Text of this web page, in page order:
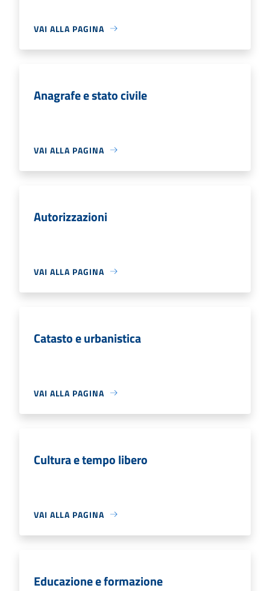
VAI ALLA PAGINA
Anagrafe e stato civile
VAI ALLA PAGINA
Autorizzazioni
VAI ALLA PAGINA
Catasto e urbanistica
VAI ALLA PAGINA
Cultura e tempo libero
VAI ALLA PAGINA
Educazione e formazione